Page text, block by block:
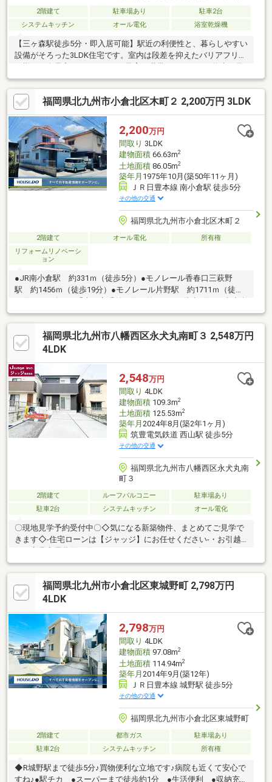
2階建て 駐車場あり
駐車2台
システムキッチン
オール電化 浴室乾燥機
【三ヶ森駅徒歩5分・即入居可能】駅近の利便性と、暮らしやすい
設備がそろった3LDK住宅です。室内は段差を抑えたバリアフリー
据えた住み替えにもおすすめです。食器洗浄乾燥機付きシステム
キッチンやIHクッキングヒーター、浴室暖房乾燥機、省エネ給湯
器を備えたオール電化住宅。駐車は普通車2台可能です。コンビニ
徒歩1分、バス停徒歩3分、小・中学校も徒歩10分圏内。便利な立
地と、室内の使い勝手をぜひ現地でお確かめください。※各種減
税利用可能ただし耐震基準適合証明書発行手数料税込275000円必
要・令和8年固定資産税年税額38500円
福岡県北九州市小倉北区木町２ 2,200万円 3LDK
2,200万円
間取り 3LDK
建物面積66.63m2
土地面積86.05m2
築年月 1975年10月(築50年11ヶ月)
ＪＲ日豊本線 南小倉駅 徒歩5分
その他の交通
福岡県北九州市小倉北区木町２
2階建て オール電化
所有権
リフォームリノベーシ
ョン
●JR南小倉駅 約331ｍ（徒歩5分）●モノレール香春口三萩野
駅 約1456ｍ（徒歩19分）●モノレール片野駅 約1711ｍ（徒歩
小学校 約415ｍ（徒歩6分）●南小倉中学校 約1200ｍ（徒歩15
分）●セブンイレブン小倉木町店 約389ｍ（徒歩5分）●ザ・ビッ
グ小倉原町店 約752ｍ（徒歩10分）
福岡県北九州市八幡西区永犬丸南町３ 2,548万円
4LDK
2,548万円
間取り 4LDK
建物面積109.3m2
土地面積125.53m2
築年月 2024年8月(築2年1ヶ月)
筑豊電気鉄道 西山駅 徒歩5分
その他の交通
福岡県北九州市八幡西区永犬丸南
町３
2階建て ルーフバルコニー
駐車場あり
駐車2台
システムキッチン オール電化
〇現地見学予約受付中〇◇気になる新築物件、まとめてご見学で
きます◇-住宅ローンは【ジャッジ】にお任せください-・お引越
があっても大丈夫！・おまとめローンも可能♪・勤続年数が1年未
満でもＯＫ！・信用情報に不安があっても大丈夫！ローンに詳し
い営業スタッフが常にご対応いたします！！※住宅ローンの相談
だけでも大歓迎です♪※少しでも不安のある方、他社で断られた方
～お問合せ～【ジャッジ株式会社】０９３－４８２－２６５７ど
んな事でもお気軽にご連絡ください♪
福岡県北九州市小倉北区東城野町 2,798万円
4LDK
2,798万円
間取り 4LDK
建物面積97.08m2
土地面積114.94m2
築年月 2014年9月(築12年)
ＪＲ日豊本線 城野駅 徒歩5分
その他の交通
福岡県北九州市小倉北区東城野町
2階建て 都市ガス
駐車場あり
駐車2台
システムキッチン 所有権
◆R城野駅まで徒歩5分♪買物便利な立地です♪病院も近くて安心で
すね♪●駅チカ ●スーパーまで徒歩約1分 ●生活便利 ●収納充実